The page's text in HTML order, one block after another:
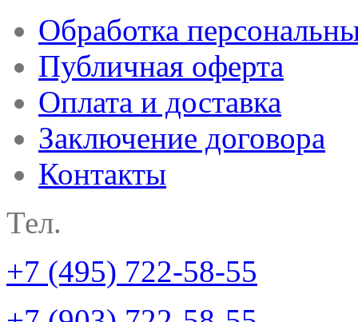
Обработка
Публичная оферта
Оплата и доставка
Заключение договора
Контакты
Тел.
+7 (495) 722-58-55